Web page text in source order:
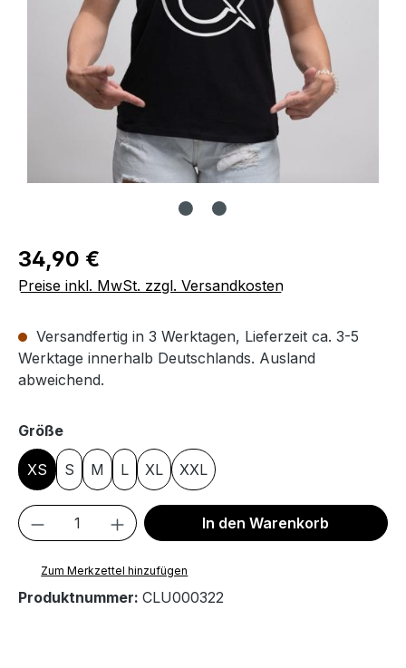
Regulärer Preis:
34,90 €
Preise inkl. MwSt. zzgl. Versandkosten
Versandfertig in 3 Werktagen, Lieferzeit ca. 3-5
Werktage innerhalb Deutschlands. Ausland
abweichend.
Größeauswählen
XS S M L XL XXL
Produkt Anzahl: Gib den gewünschten
In den Warenkorb
Zum Merkzettel hinzufügen
Produktnummer: CLU000322